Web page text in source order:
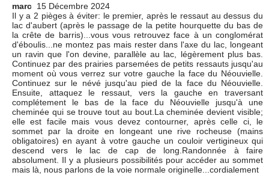
marc 15 Décembre 2024
Il y a 2 pièges à éviter: le premier, après le ressaut au dessus du
lac d'aubert (après le passage de la petite hourquette du bas de
la crête de barris)...vous vous retrouvez face à un conglomérat
d'éboulis...ne montez pas mais rester dans l'axe du lac, longeant
un ravin que l'on devine, parallèle au lac, légèrement plus bas.
Continuez par des prairies parsemées de petits ressauts jusqu'au
moment où vous verrez sur votre gauche la face du Néouvielle.
Continuez sur le névé jusqu'au pied de la face du Néouvielle.
Ensuite, attaquez le ressaut, vers la gauche en traversant
complétement le bas de la face du Néouvielle jusqu'à une
cheminée qui se trouve tout au bout.La cheminée devient visible;
elle est facile mais vous devez contourner, après celle ci, le
sommet par la droite en longeant une rive rocheuse (mains
obligatoires) en ayant à votre gauche un couloir vertigineux qui
descend vers le lac de cap de long.Randonnée à faire
absolument. Il y a plusieurs possibilités pour accéder au sommet
mais là, nous parlons de la voie normale originelle...cordialement